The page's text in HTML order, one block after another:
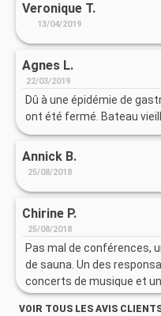
Veronique T.
13/04/2019
Agnes L.
22/03/2019
Dû à une épidémie de
ont été fermé. Bateau
Annick B.
25/08/2018
Chirine P.
25/08/2018
Pas mal de conférences,
de sauna. Un des
concerts de musique et
des jeux. Largement
VOIR TOUS LES AVIS